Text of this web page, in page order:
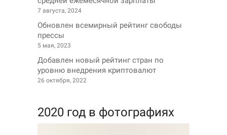
7 августа, 2024
Обновлен всемирный рейтинг свободы
прессы
5 мая, 2023
Добавлен новый рейтинг стран по
уровню внедрения криптовалют
26 октября, 2022
2020 год в фотографиях